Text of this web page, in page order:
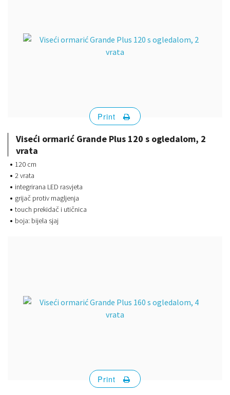
Viseći ormarić Grande Plus 120 s ogledalom, 2
vrata
120 cm
2 vrata
integrirana LED rasvjeta
grijač protiv magljenja
touch prekidač i utičnica
boja: bijela sjaj
Print
Print